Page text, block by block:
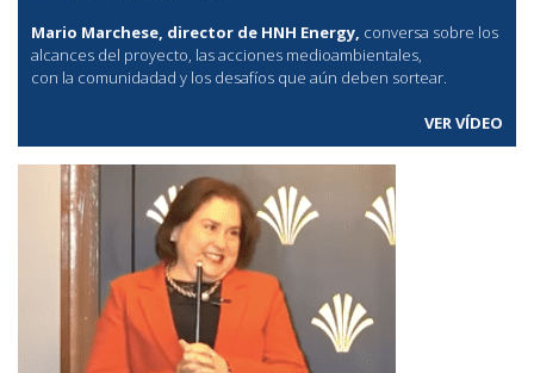
Mario Marchese, director de HNH Energy, conversa sobre los
alcances del proyecto, las acciones medioambientales,
con la comunidadad y los desafíos que aún deben sortear.
VER VÍDEO